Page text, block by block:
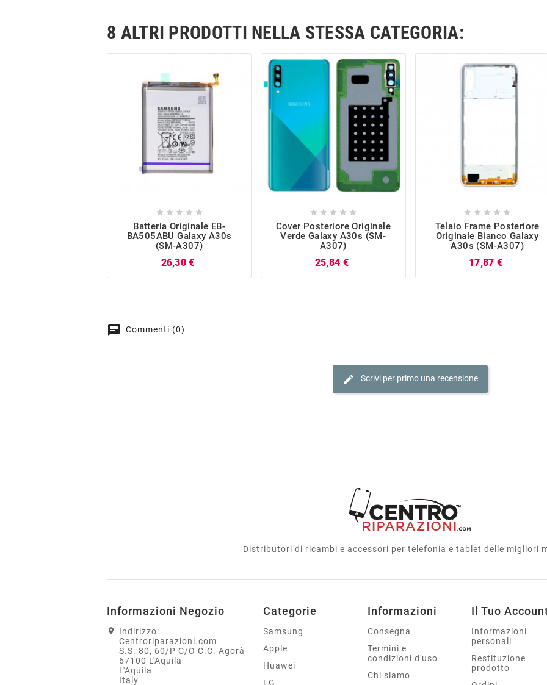
8 ALTRI PRODOTTI NELLA STESSA CATEGORIA:
    
Batteria Originale EB-
BA505ABU Galaxy A30s
(SM-A307)
26,30 €
    
Cover Posteriore Originale
Verde Galaxy A30s (SM-
A307)
25,84 €
    
Telaio Frame Posteriore
Originale Bianco Galaxy
A30s (SM-A307)
17,87 €
chat Commenti (0)
edit Scrivi per primo una recensione
Distributori di ricambi e accessori per telefonia e tablet delle migliori
Informazioni Negozio
Indirizzo:
Centroriparazioni.com
S.S. 80, 60/P C/O C.C. Agorà
67100 L'Aquila
L'Aquila
Italy
Categorie
Samsung
Apple
Huawei
LG
Informazioni
Consegna
Termini e
condizioni d'uso
Chi siamo
Il Tuo
Informazioni
personali
Restituzione
prodotto